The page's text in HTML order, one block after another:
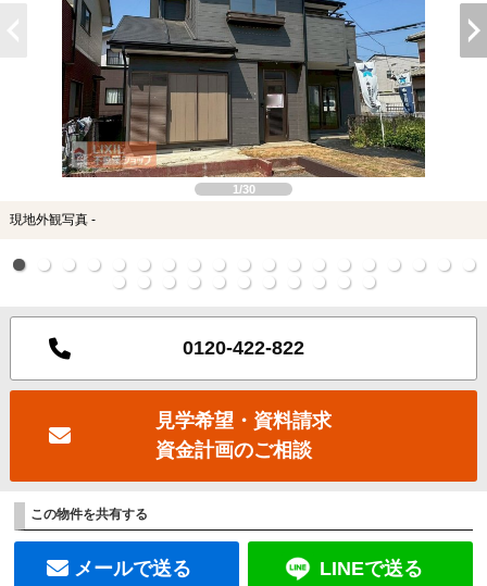
1/30
現地外観写真 -
0120-422-822
見学希望・資料請求
資金計画のご相談
この物件を共有する
メールで送る LINEで送る